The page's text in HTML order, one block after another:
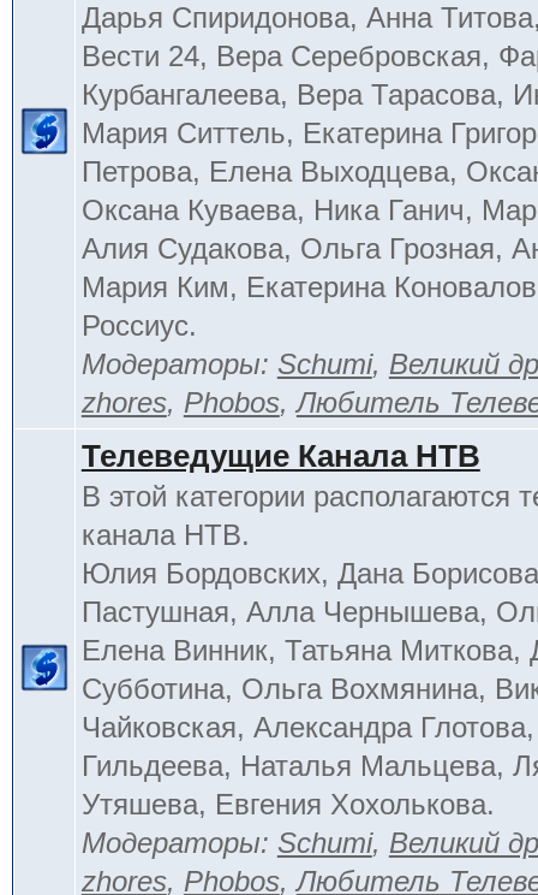
Дарья Спиридонова, Анна
Вести 24, Вера Серебровская,
Курбангалеева, Вера Тарасова,
Мария Ситтель, Екатерина
Петрова, Елена Выходцева,
Оксана Куваева, Ника Ганич,
Алия Судакова, Ольга Грозная,
Мария Ким, Екатерина
Россиус.
Модераторы: Schumi, Великий
zhores, Phobos,Любитель
Телеведущие Канала НТВ
В этой категории располагаются
канала НТВ.
Юлия Бордовских, Дана
Пастушная, Алла Чернышева,
Елена Винник, Татьяна Миткова,
Субботина, Ольга Вохмянина,
Чайковская, Александра
Гильдеева, Наталья Мальцева,
Утяшева, Евгения Хохолькова.
Модераторы: Schumi, Великий
zhores, Phobos,Любитель